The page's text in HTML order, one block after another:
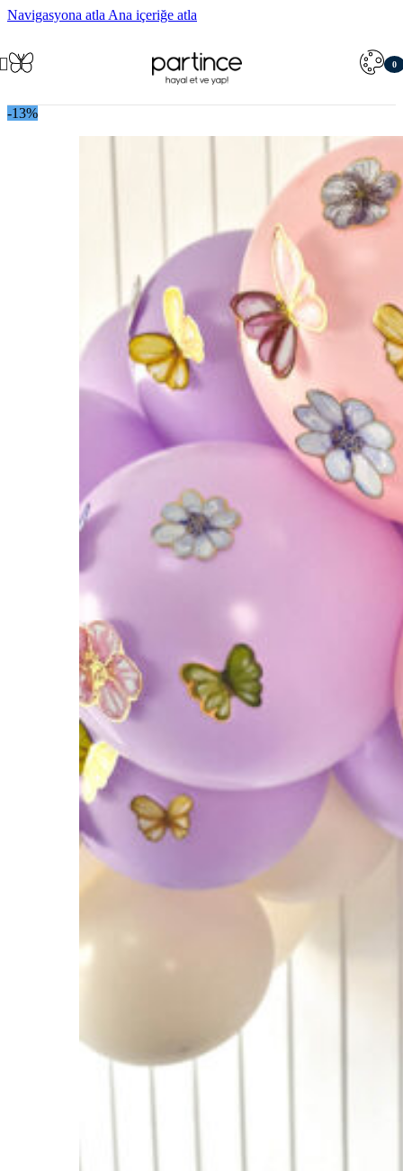
Navigasyona atla Ana içeriğe atla
0
-13%